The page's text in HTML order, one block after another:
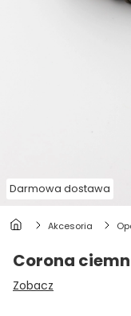
Darmowa dostawa
akcesoria
Corona
Zobacz